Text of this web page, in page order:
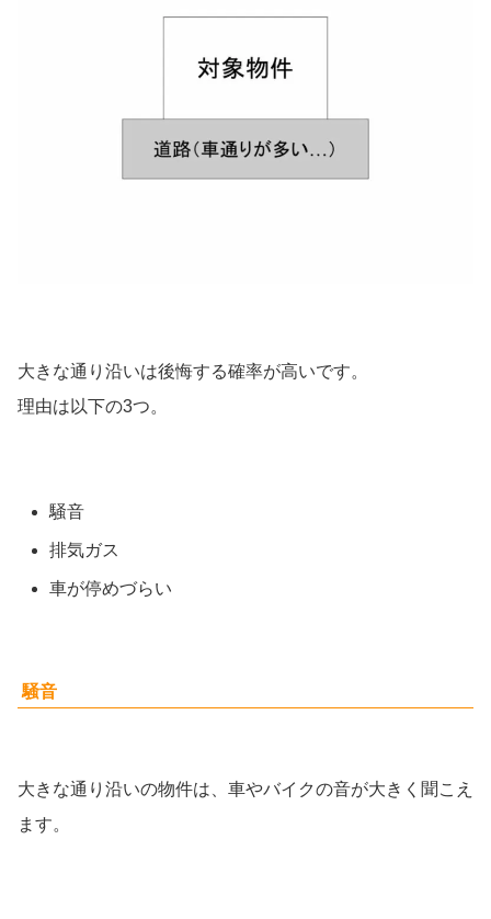
大きな通り沿いは後悔する確率が高いです。
理由は以下の3つ。
騒音
排気ガス
車が停めづらい
騒音
大きな通り沿いの物件は、車やバイクの音が大きく聞こえ
ます。